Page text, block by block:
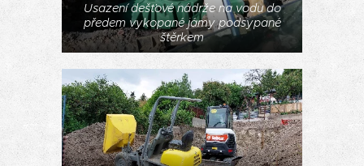
Usazení dešťové nádrže na vodu do
předem vykopané jámy podsypané
štěrkem